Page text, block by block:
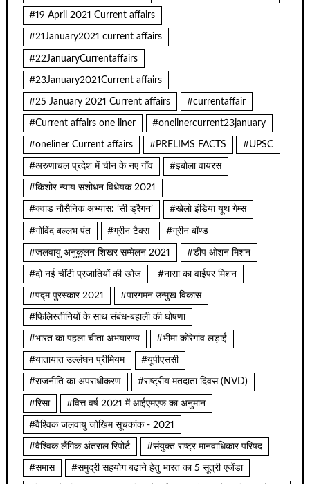
#19 April 2021 Current affairs
#21January2021 current affairs
#22JanuaryCurrentaffairs
#23January2021Current affairs
#25 January 2021 Current affairs #currentaffair
#Current affairs one liner #onelinercurrent23january
#oneliner Current affairs #PRELIMS FACTS #UPSC
#अरुणाचल प्रदेश में चीन के नए गाँव #इबोला वायरस
#किशोर न्याय संशोधन विधेयक 2021
#क्वाड नौसैनिक अभ्यास: ‘सी ड्रैगन’ #खेलो इंडिया यूथ गेम्स
#गोविंद बल्लभ पंत #ग्रीन टैक्स #ग्रीन बॉण्ड
#जलवायु अनुकूलन शिखर सम्मेलन 2021 #डीप ओशन मिशन
#दो नई चींटी प्रजातियों की खोज #नासा का वाईपर मिशन
#पद्म पुरस्कार 2021 #पारगमन उन्मुख विकास
#फिलिस्तीनियों के साथ संबंध-बहाली की घोषणा
#भारत का पहला चीता अभयारण्य #भीमा कोरेगांव लड़ाई
#यातायात उल्लंघन प्रीमियम #यूपीएससी
#राजनीति का अपराधीकरण #राष्ट्रीय मतदाता दिवस (NVD)
#रिसा #वित्त वर्ष 2021 में आईएमएफ का अनुमान
#वैश्विक जलवायु जोखिम सूचकांक - 2021
#वैश्विक लैंगिक अंतराल रिपोर्ट #संयुक्त राष्ट्र मानवाधिकार परिषद
#समास #समुद्री सहयोग बढ़ाने हेतु भारत का 5 सूत्री एजेंडा